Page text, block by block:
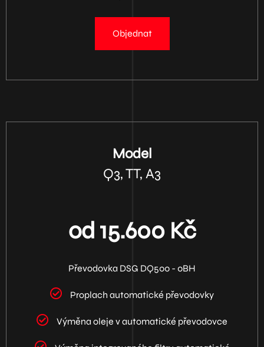
Objednat
Model
Q3, TT, A3
od 15.600 Kč
Převodovka DSG DQ500 - 0BH
Proplach automatické převodovky
Výměna oleje v automatické převodovce